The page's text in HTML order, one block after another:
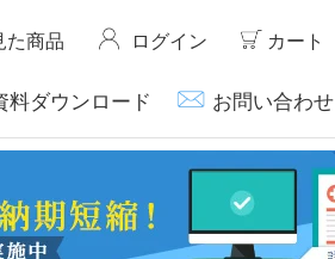
た商品 ログイン カート
料ダウンロード お問い合わせ